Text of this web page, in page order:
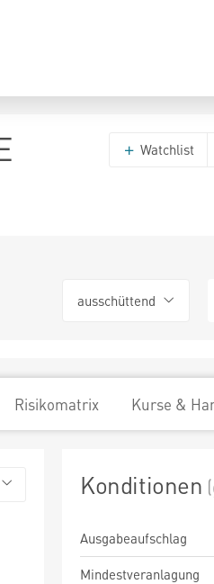
Watchlist
ausschüttend
Risikomatrix Kurse &
Konditionen
Ausgabeaufschlag
Mindestveranlagung